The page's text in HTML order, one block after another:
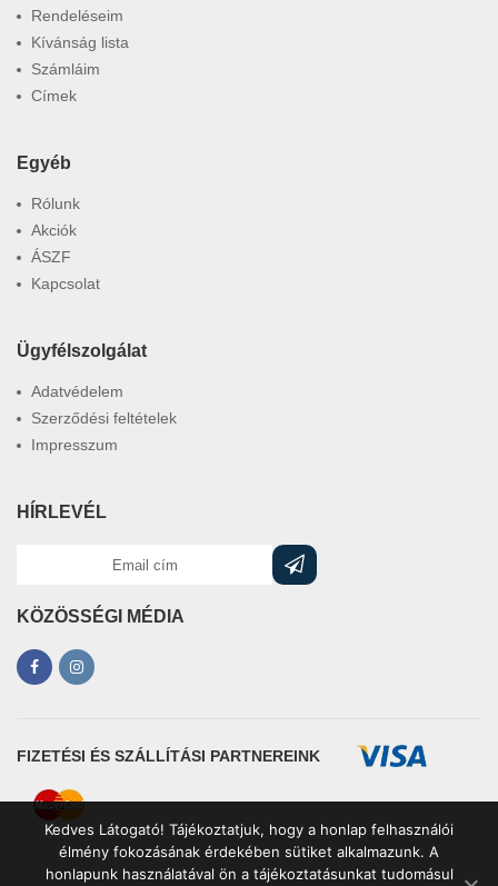
Rendeléseim
Kívánság lista
Számláim
Címek
Egyéb
Rólunk
Akciók
ÁSZF
Kapcsolat
Ügyfélszolgálat
Adatvédelem
Szerződési feltételek
Impresszum
HÍRLEVÉL
KÖZÖSSÉGI MÉDIA
FIZETÉSI ÉS SZÁLLÍTÁSI PARTNEREINK
Kedves Látogató! Tájékoztatjuk, hogy a honlap felhasználói
élmény fokozásának érdekében sütiket alkalmazunk. A
honlapunk használatával ön a tájékoztatásunkat tudomásul